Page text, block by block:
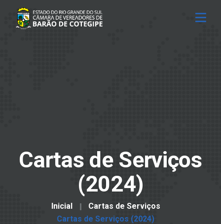
Cartas de Serviços
(2024)
Inicial
Cartas de Serviços
Cartas de Serviços (2024)